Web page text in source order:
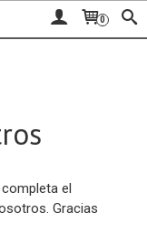
0
el
Gracias